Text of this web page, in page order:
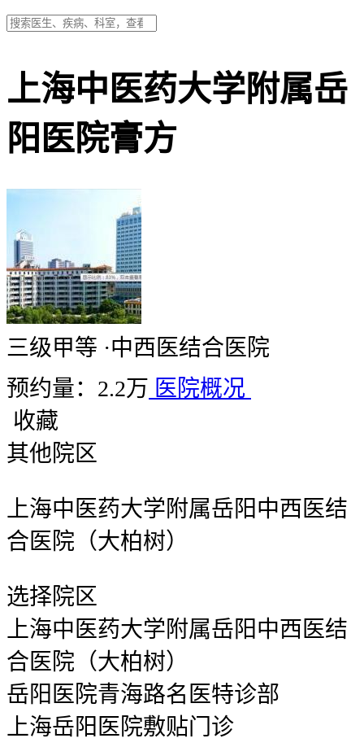
上海中医药大学附属岳
阳医院膏方
三级甲等 ·中西医结合医院
预约量：2.2万 医院概况
收藏
其他院区
上海中医药大学附属岳阳中西医结
合医院（大柏树）
选择院区
上海中医药大学附属岳阳中西医结
合医院（大柏树）
岳阳医院青海路名医特诊部
上海岳阳医院敷贴门诊